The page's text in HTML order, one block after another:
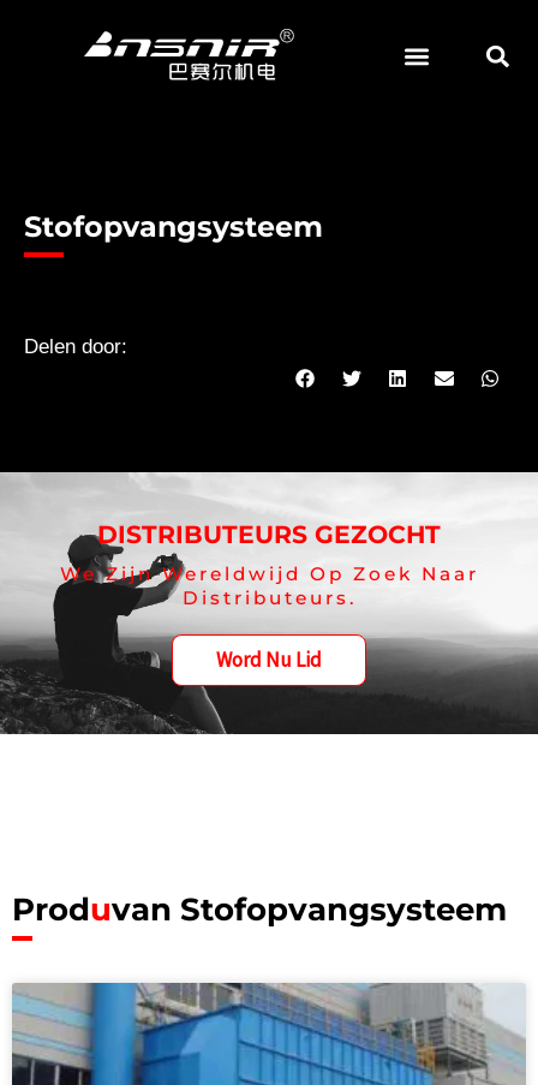
Stofopvangsysteem
Delen door:
DISTRIBUTEURS GEZOCHT
We Zijn Wereldwijd Op Zoek Naar
Distributeurs.
Word Nu Lid
Produvan Stofopvangsysteem